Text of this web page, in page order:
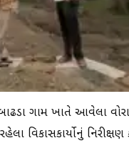
ગામ ખાતે આવેલા
વિકાસકાર્યોનું